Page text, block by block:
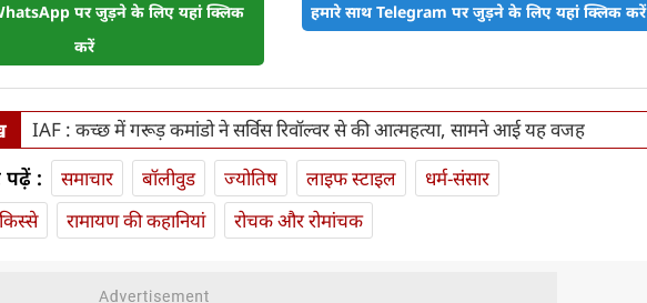
पर जुड़ने के लिए यहां क्लिक
करें
हमारे साथ Telegram पर जुड़ने के लिए यहां क्लिक करें
IAF : कच्छ में गरूड़ कमांडो ने सर्विस रिवॉल्वर से की आत्महत्या, सामने आई यह वजह
पढ़ें : समाचार बॉलीवुड ज्योतिष लाइफ स्‍टाइल
धर्म-संसार
रामायण की कहानियां रोचक और रोमांचक